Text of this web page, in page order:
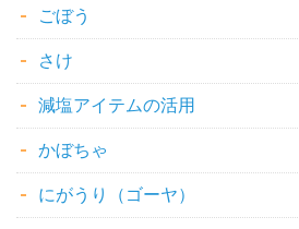
ごぼう
さけ
減塩アイテムの活用
かぼちゃ
にがうり（ゴーヤ）